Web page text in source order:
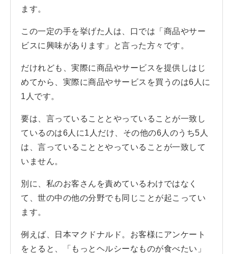
ます。
この一定の手を挙げた人は、口では「商品やサー
ビスに興味があります」と言った方々です。
だけれども、実際に商品やサービスを提供しはじ
めてから、実際に商品やサービスを買うのは6人に
1人です。
要は、言っていることとやっていることが一致し
ているのは6人に1人だけ、その他の6人のうち5人
は、言っていることとやっていることが一致して
いません。
別に、私のお客さんを責めているわけではなく
て、世の中の他の分野でも同じことが起こってい
ます。
例えば、日本マクドナルド。お客様にアンケート
をとると、「もっとヘルシーなものが食べたい」